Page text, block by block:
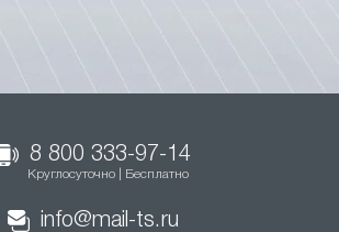
8 800 333-97-14
Круглосуточно | Бесплатно
info@mail-ts.ru